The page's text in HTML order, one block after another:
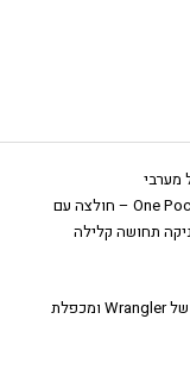
מערבי
שמור על נוחות ורעננות מהבוקר ועד הלילה עם One Pocket Shirt – חולצה עם
תחושה קלילה
כוללת סגירת כפתורים, כיס חזה פתוח, תווית לוגו ארוגה של Wrangler ומכפלת